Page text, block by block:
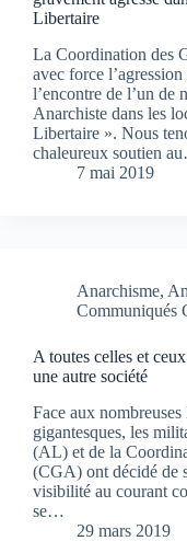
Libertaire
La Coordination des
avec force
l’encontre de l’un de
Anarchiste dans les
Libertaire ». Nous
chaleureux soutien
7 mai 2019
Anarchisme,
Communiqués
A toutes celles et
une autre société
Face aux
gigantesques, les
(AL) et de la
(CGA) ont décidé de
visibilité au courant
se…
29 mars 2019